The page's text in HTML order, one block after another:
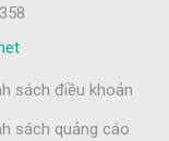
sách điều khoản
sách quảng cáo